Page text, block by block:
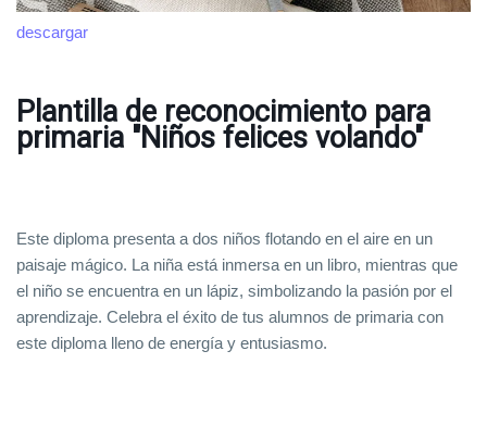
descargar
Plantilla de reconocimiento para
primaria "Niños felices volando"
Este diploma presenta a dos niños flotando en el aire en un
paisaje mágico. La niña está inmersa en un libro, mientras que
el niño se encuentra en un lápiz, simbolizando la pasión por el
aprendizaje. Celebra el éxito de tus alumnos de primaria con
este diploma lleno de energía y entusiasmo.